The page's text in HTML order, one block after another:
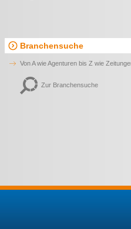
Branchensuche
Von A wie Agenturen bis Z wie
Zur Branchensuche